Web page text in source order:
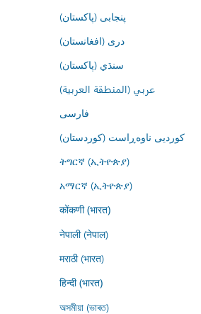
پنجابی (پاکستان)
درى (افغانستان)
سنڌي (پاکستان)
عربي (المنطقة العربية)
فارسى
کوردیی ناوەڕاست (کوردستان)
ትግርኛ (ኢትዮጵያ)
አማርኛ (ኢትዮጵያ)
कोंकणी (भारत)
नेपाली (नेपाल)
मराठी (भारत)
हिन्दी (भारत)
অসমীয়া (ভাৰত)